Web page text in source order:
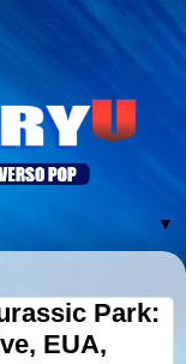
▼
Park:
EUA,